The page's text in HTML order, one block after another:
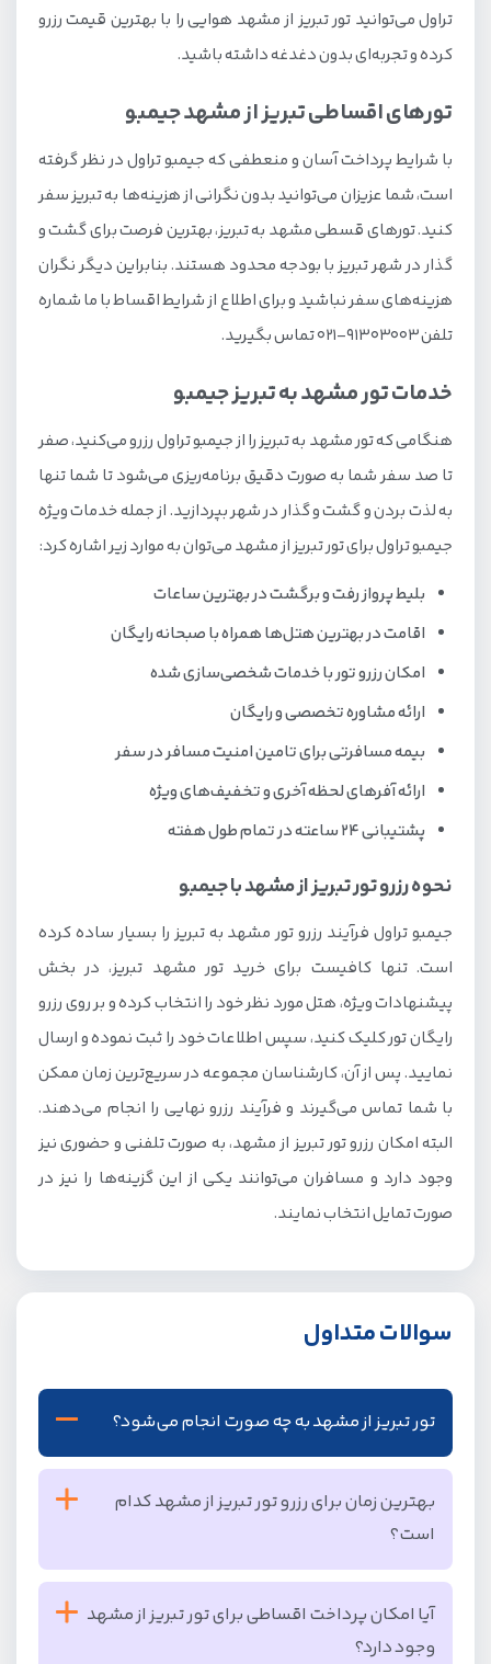
تراول می‌توانید تور تبریز از مشهد هوایی را با بهترین قیمت رزرو
کرده و تجربه‌ای بدون دغدغه داشته باشید.
تورهای اقساطی تبریز از مشهد جیمبو
با شرایط پرداخت آسان و منعطفی که جیمبو تراول در نظر گرفته
است، شما عزیزان می‌توانید بدون نگرانی از هزینه‌ها به تبریز سفر
کنید. تورهای قسطی مشهد به تبریز، بهترین فرصت برای گشت و
گذار در شهر تبریز با بودجه محدود هستند. بنابراین دیگر نگران
هزینه‌های سفر نباشید و برای اطلاع از شرایط اقساط با ما شماره
تلفن 91303003-021 تماس بگیرید.
خدمات تور مشهد به تبریز جیمبو
هنگامی که تور مشهد به تبریز را از جیمبو تراول رزرو می‌کنید، صفر
تا صد سفر شما به صورت دقیق برنامه‌ریزی می‌شود تا شما تنها
به لذت بردن و گشت و گذار در شهر بپردازید. از جمله خدمات ویژه
جیمبو تراول برای تور تبریز از مشهد می‌توان به موارد زیر اشاره کرد:
بلیط پرواز رفت و برگشت در بهترین ساعات
اقامت در بهترین هتل‌ها همراه با صبحانه رایگان
امکان رزرو تور با خدمات شخصی‌سازی شده
ارائه مشاوره تخصصی و رایگان
بیمه مسافرتی برای تامین امنیت مسافر در سفر
ارائه آفرهای لحظه آخری و تخفیف‌های ویژه
پشتیبانی 24 ساعته در تمام طول هفته
نحوه رزرو تور تبریز از مشهد با جیمبو
جیمبو تراول فرآیند رزرو تور مشهد به تبریز را بسیار ساده کرده
است. تنها کافیست برای خرید تور مشهد تبریز، در بخش
پیشنهادات ویژه، هتل مورد نظر خود را انتخاب کرده و بر روی رزرو
رایگان تور کلیک کنید، سپس اطلاعات خود را ثبت نموده و ارسال
نمایید. پس از آن، کارشناسان مجموعه در سریع‌ترین زمان ممکن
با شما تماس می‌گیرند و فرآیند رزرو نهایی را انجام می‌دهند.
البته امکان رزرو تور تبریز از مشهد، به صورت تلفنی و حضوری نیز
وجود دارد و مسافران می‌توانند یکی از این گزینه‌ها را نیز در
صورت تمایل انتخاب نمایند.
سوالات متداول
تور تبریز از مشهد به چه صورت انجام می‌شود؟
این تور به صورت هوایی و با پرواز مستقیم از مشهد به تبریز
انجام می‌شود.
بهترین زمان برای رزرو تور تبریز از مشهد کدام
است؟
بهترین زمان برای رزرو تور، فصل بهار و تابستان است. اما این
تور در تمام سال قابل رزرو است.
آیا امکان پرداخت اقساطی برای تور تبریز از مشهد
وجود دارد؟